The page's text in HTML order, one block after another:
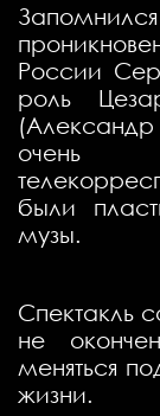
России
роль
очень
были
музы.
Спектакль
не
меняться
жизни.